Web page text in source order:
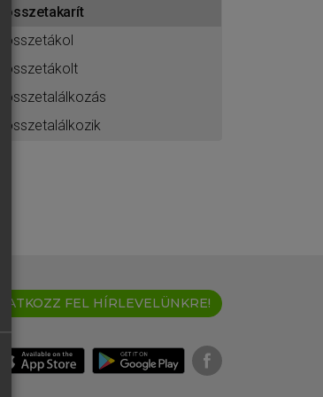
összetakarít
összetákol
összetákolt
összetalálkozás
összetalálkozik
IRATKOZZ FEL HÍRLEVELÜNKRE!